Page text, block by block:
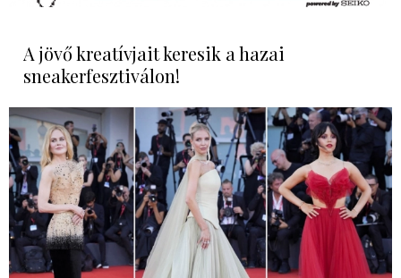
A jövő kreatívjait keresik a hazai
sneakerfesztiválon!